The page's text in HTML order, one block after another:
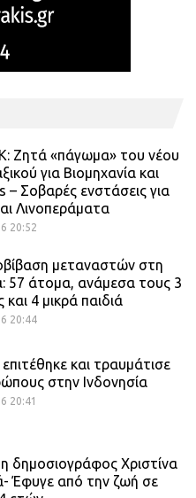
Ζητά «πάγωμα» του νέου
για Βιομηχανία και
– Σοβαρές ενστάσεις για
Λινοπεράματα
20:52
μεταναστών στη
57 άτομα, ανάμεσα τους 3
και 4 μικρά παιδιά
20:44
και τραυμάτισε
στην Ινδονησία
20:41
δημοσιογράφος Χριστίνα
Έφυγε από την ζωή σε